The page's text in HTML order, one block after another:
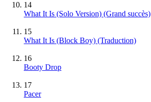
14
What It Is (Solo Version) (Grand succès)
15
What It Is (Block Boy) (Traduction)
16
Booty Drop
17
Pacer